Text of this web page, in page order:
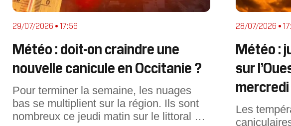
29/07/2026 • 17:56
Météo : doit-on craindre une
nouvelle canicule en Occitanie ?
Pour terminer la semaine, les nuages
bas se multiplient sur la région. Ils sont
nombreux ce jeudi matin sur le littoral et
28/07/2026 •
Météo :
sur
mercredi
Les